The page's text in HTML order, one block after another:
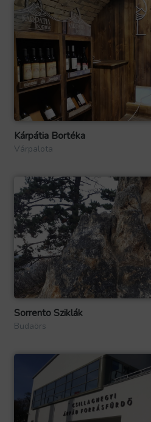
Kárpátia Bortéka
Várpalota
Sorrento Sziklák
Budaörs